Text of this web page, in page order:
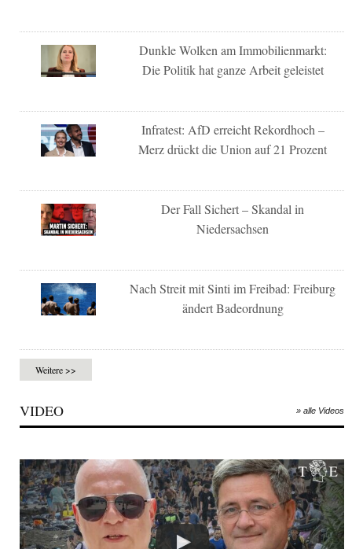
Dunkle Wolken am Immobilienmarkt:
Die Politik hat ganze Arbeit geleistet
Infratest: AfD erreicht Rekordhoch –
Merz drückt die Union auf 21 Prozent
Der Fall Sichert – Skandal in
Niedersachsen
Nach Streit mit Sinti im Freibad: Freiburg
ändert Badeordnung
Weitere >>
VIDEO » alle Videos